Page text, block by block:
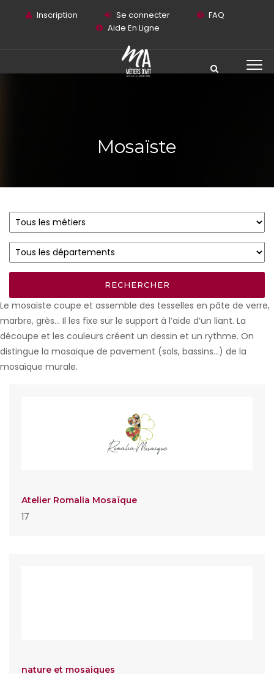
Inscription Se connecter
FAQ
Aide En Ligne
Mosaïste
Le mosaïste coupe et assemble des tesselles en pâte de verre,
marbre, grès… Il les fixe sur le support à l’aide d’un liant. La
découpe et les couleurs créent un dessin et un rythme. On
distingue la mosaïque de pavement (sols, bassins…) de la
mosaïque murale.
Atelier Romalia Mosaïque
17
nature et mosaiques